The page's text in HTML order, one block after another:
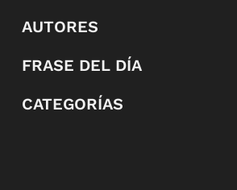
AUTORES
FRASE DEL DÍA
CATEGORÍAS